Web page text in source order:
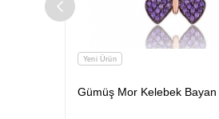
Yeni Ürün
Gümüş Mor Kelebek Bayan